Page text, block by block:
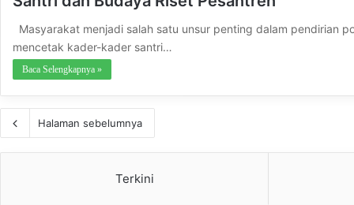
Masyarakat menjadi salah satu unsur penting dalam pendirian
mencetak kader-kader santri…
Baca Selengkapnya »
Halaman sebelumnya
Terkini